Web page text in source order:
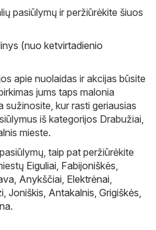
pasiūlymų ir peržiūrėkite šiuos
(nuo ketvirtadienio
apie nuolaidas ir akcijas būsite
jums taps malonia
sužinosite, kur rasti geriausias
iš kategorijos Drabužiai,
mieste.
taip pat peržiūrėkite
Eiguliai, Fabijoniškės,
, Anykščiai, Elektrėnai,
, Joniškis, Antakalnis, Grigiškės,
.